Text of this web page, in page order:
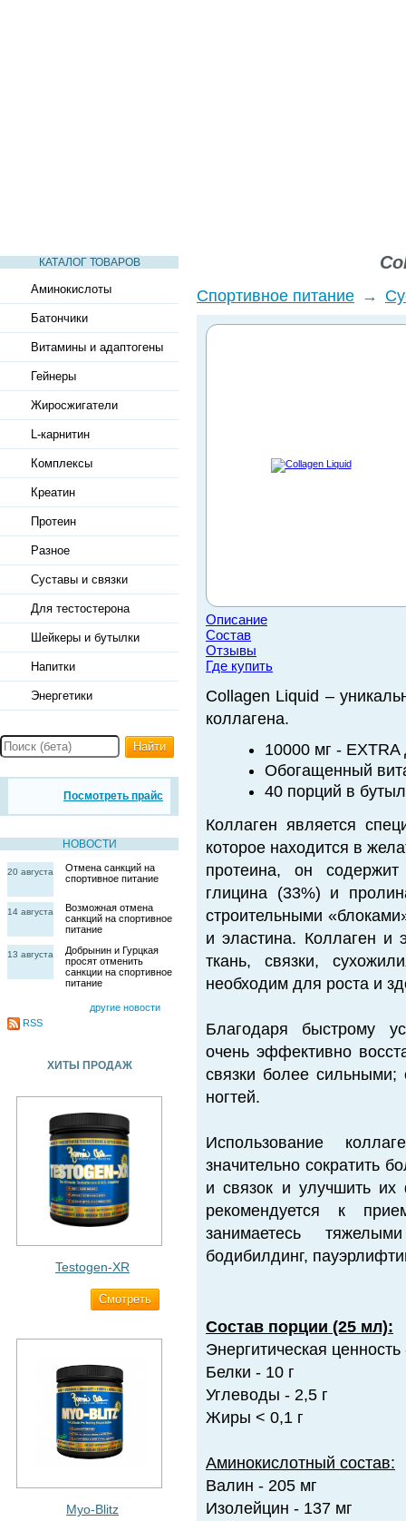
КАТАЛОГ ТОВАРОВ
Аминокислоты
Батончики
Витамины и адаптогены
Гейнеры
Жиросжигатели
L-карнитин
Комплексы
Креатин
Протеин
Разное
Суставы и связки
Для тестостерона
Шейкеры и бутылки
Напитки
Энергетики
Найти
Посмотреть прайс
НОВОСТИ
20 августа
Отмена санкций на
спортивное питание
14 августа
Возможная отмена
санкций на спортивное
питание
13 августа
Добрынин и Гурцкая
просят отменить
санкции на спортивное
питание
другие новости
RSS
ХИТЫ ПРОДАЖ
Testogen-XR
Cмотреть
Myo-Blitz
Спортивное питание →
Описание
Состав
Отзывы
Где купить
Collagen Liquid –
коллагена.
10000 мг - EXTRA
Обогащенный
40 порций в
Коллаген является
которое находится в
протеина, он
глицина (33%) и
строительными
и эластина. Коллаген и
ткань, связки,
необходим для роста и
Благодаря быстрому
очень эффективно
связки более
ногтей.
Использование
значительно сократить
и связок и улучшить их
рекомендуется к
занимаетесь
бодибилдинг,
Состав порции (25 мл):
Энергитическая ценность
Белки - 10 г
Углеводы - 2,5 г
Жиры < 0,1 г
Аминокислотный состав:
Валин - 205 мг
Изолейцин - 137 мг